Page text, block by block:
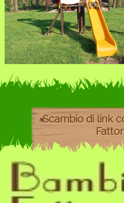
Scambio di link